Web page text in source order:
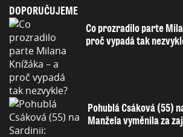
DOPORUČUJEME
Co prozradilo parte
proč vypadá tak
Pohublá Csáková (55)
Manžela vyměnila za